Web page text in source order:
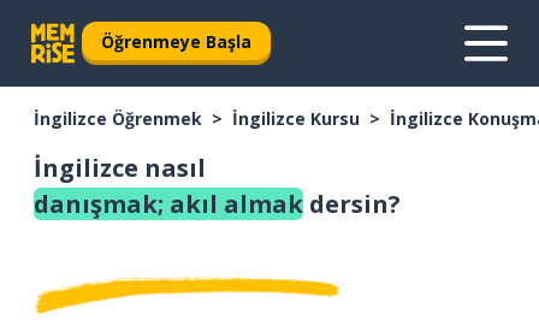
Öğrenmeye Başla
İngilizce Öğrenmek İngilizce Kursu İngilizce
İngilizce nasıl
danışmak; akıl almak dersin?